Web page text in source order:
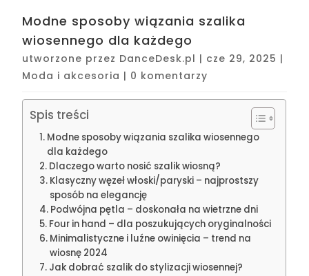
Modne sposoby wiązania szalika
wiosennego dla każdego
utworzone przez DanceDesk.pl | cze 29, 2025 |
Moda i akcesoria | 0 komentarzy
Spis treści
Modne sposoby wiązania szalika wiosennego
dla każdego
Dlaczego warto nosić szalik wiosną?
Klasyczny węzeł włoski/paryski – najprostszy
sposób na elegancję
Podwójna pętla – doskonała na wietrzne dni
Four in hand – dla poszukujących oryginalności
Minimalistyczne i luźne owinięcia – trend na
wiosnę 2024
Jak dobrać szalik do stylizacji wiosennej?